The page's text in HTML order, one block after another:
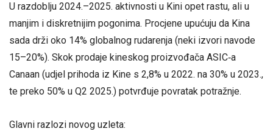
U razdoblju 2024.–2025. aktivnosti u Kini opet rastu, ali u
manjim i diskretnijim pogonima. Procjene upućuju da Kina
sada drži oko 14% globalnog rudarenja (neki izvori navode
15–20%). Skok prodaje kineskog proizvođača ASIC‑a
Canaan (udjel prihoda iz Kine s 2,8% u 2022. na 30% u 2023.,
te preko 50% u Q2 2025.) potvrđuje povratak potražnje.
Glavni razlozi novog uzleta: